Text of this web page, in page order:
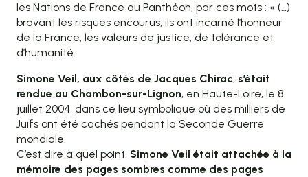
les Nations de France au Panthéon, par ces mots : « (…)
bravant les risques encourus, ils ont incarné l’honneur
de la France, les valeurs de justice, de tolérance et
d’humanité.
Simone Veil, aux côtés de Jacques Chirac, s’était
rendue au Chambon-sur-Lignon, en Haute-Loire, le 8
juillet 2004, dans ce lieu symbolique où des milliers de
Juifs ont été cachés pendant la Seconde Guerre
mondiale.
C’est dire à quel point, Simone Veil était attachée à la
mémoire des pages sombres comme des pages